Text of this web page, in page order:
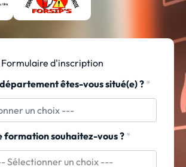
Formulaire d'inscription
êtes-vous situé(e) ? *
formation souhaitez-vous ?*